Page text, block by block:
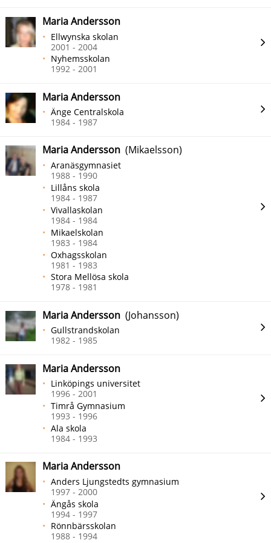
Maria Andersson
Ellwynska skolan
2001 - 2004
Nyhemsskolan
1992 - 2001
Maria Andersson
Änge Centralskola
1984 - 1987
Maria Andersson (Mikaelsson)
Aranäsgymnasiet
1988 - 1990
Lillåns skola
1984 - 1987
Vivallaskolan
1984 - 1984
Mikaelskolan
1983 - 1984
Oxhagsskolan
1981 - 1983
Stora Mellösa skola
1978 - 1981
Maria Andersson (Johansson)
Gullstrandskolan
1982 - 1985
Maria Andersson
Linköpings universitet
1996 - 2001
Timrå Gymnasium
1993 - 1996
Ala skola
1984 - 1993
Maria Andersson
Anders Ljungstedts gymnasium
1997 - 2000
Ängås skola
1994 - 1997
Rönnbärsskolan
1988 - 1994